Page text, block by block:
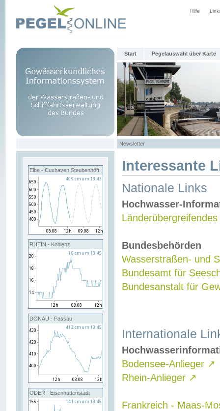
Hilfe
Start Pegelauswahl über Karte
Newsletter
Elbe - Cuxhaven Steubenhöft
RHEIN - Koblenz
DONAU - Passau
ODER - Eisenhüttenstadt
Interessante
Nationale Links
Hochwasser-
Bundesbehörden
Wasserstraßen- und
Bundesamt für
Bundesanstalt für
Internationale
Bodensee-Anlieger ↗
Rhein-Anlieger ↗
Frankreich - Maas-